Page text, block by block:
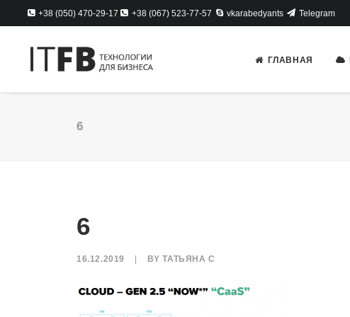
+38 (050) 470-29-17 +38 (067) 523-77-57 vkarabedyants Telegram
ГЛАВНАЯ
6
6
16.12.2019 BYТАТЬЯНА С